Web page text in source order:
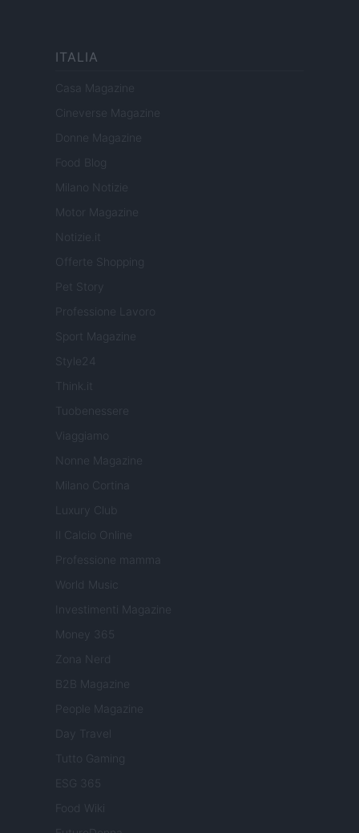
ITALIA
Casa Magazine
Cineverse Magazine
Donne Magazine
Food Blog
Milano Notizie
Motor Magazine
Notizie.it
Offerte Shopping
Professione Lavoro
Sport Magazine
Style24
Think.it
Tuobenessere
Viaggiamo
Nonne Magazine
Milano Cortina
Luxury Club
Il Calcio Online
Professione mamma
World Music
Investimenti Magazine
Money 365
Zona Nerd
B2B Magazine
People Magazine
Day Travel
Tutto Gaming
ESG 365
Food Wiki